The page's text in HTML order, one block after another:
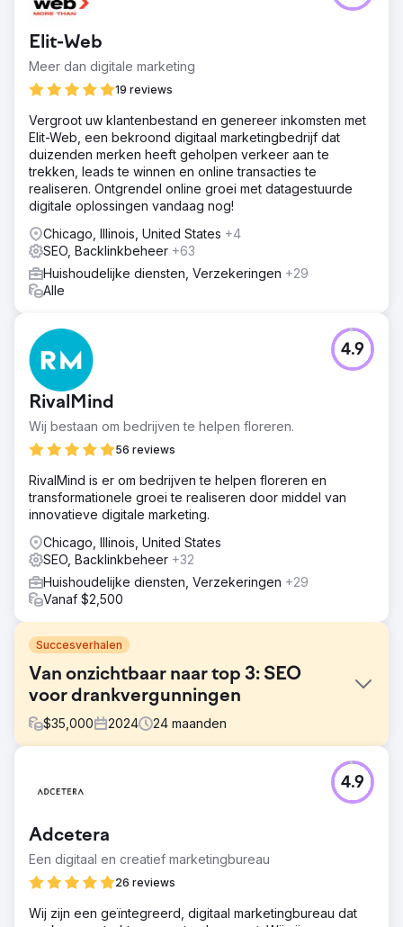
Elit-Web
Meer dan digitale marketing
19 reviews
Vergroot uw klantenbestand en genereer inkomsten met
Elit-Web, een bekroond digitaal marketingbedrijf dat
duizenden merken heeft geholpen verkeer aan te
trekken, leads te winnen en online transacties te
realiseren. Ontgrendel online groei met datagestuurde
digitale oplossingen vandaag nog!
Chicago, Illinois, United States +4
SEO, Backlinkbeheer +63
Huishoudelijke diensten, Verzekeringen +29
Alle
RivalMind
Wij bestaan om bedrijven te helpen floreren.
56 reviews
4.9
RivalMind is er om bedrijven te helpen floreren en
transformationele groei te realiseren door middel van
innovatieve digitale marketing.
Chicago, Illinois, United States
SEO, Backlinkbeheer +32
Huishoudelijke diensten, Verzekeringen +29
Vanaf $2,500
Succesverhalen
Van onzichtbaar naar top 3: SEO
voor drankvergunningen
$35,000 2024 24 maanden
Deze klant had wel een website, maar die leverde geen
business op. Ze hadden geen lokale aanwezigheid en
concurrerende zoektermen. Ze hadden een partner
nodig die het volledige digitale ecosysteem – van
ontwerp tot leadmanagement – kon overnemen om te
kunnen concurreren met gevestigde bureaus. De
uitdaging was om in de top 3 van de Map Pack te komen
in een concurrerende stad, terwijl ze zich tegelijkertijd
Adcetera
Een digitaal en creatief marketingbureau
26 reviews
4.9
Wij zijn een geïntegreerd, digitaal marketingbureau dat